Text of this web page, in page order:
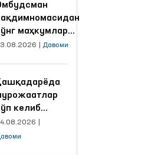
маҳкумлар
қилаётган
Давоми
келиб